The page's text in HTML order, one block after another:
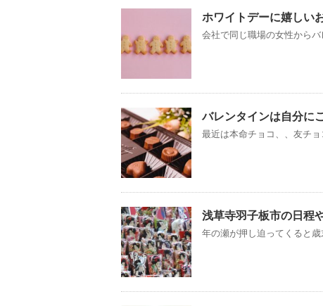
ホワイトデーに嬉しい
会社で同じ職場の女性から
バレンタインは自分に
最近は本命チョコ、、友チ
浅草寺羽子板市の日程
年の瀬が押し迫ってくると